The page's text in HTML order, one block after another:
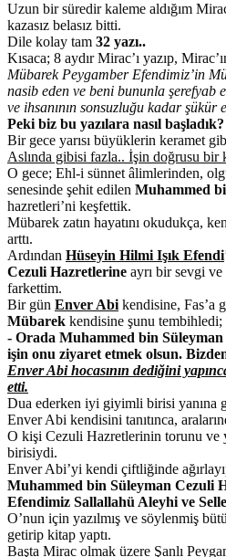
Uzun bir süredir kaleme aldığım
kazasız belasız bitti.
Dile kolay tam 32 yazı..
Kısaca; 8 aydır Mirac’ı yazıp,
Mübarek Peygamber Efendimiz’in
nasib eden ve beni bununla şerefyab
ve ihsanının sonsuzluğu kadar şükür
Peki biz bu yazılara nasıl başladık?
Bir gece yarısı büyüklerin keramet
Aslında gibisi fazla.. İşin doğrusu bir
O gece; Ehl-i sünnet âlimlerinden,
senesinde şehit edilen Muhammed
hazretleri’ni keşfettik.
Mübarek zatın hayatını okudukça,
arttı.
Ardından Hüseyin Hilmi Işık Efendi
Cezuli Hazretlerine ayrı bir sevgi
farkettim.
Bir gün Enver Abi kendisine, Fas’a
Mübarek kendisine şunu tembihledi;
- Orada Muhammed bin
işin onu ziyaret etmek olsun.
Enver Abi hocasının dediğini
etti.
Dua ederken iyi giyimli birisi yanına
Enver Abi kendisini tanıtınca,
O kişi Cezuli Hazretlerinin torunu ve
birisiydi.
Enver Abi’yi kendi çiftliğinde
Muhammed bin Süleyman Cezuli
Efendimiz Sallallahü Aleyhi ve
O’nun için yazılmış ve söylenmiş
getirip kitap yaptı.
Başta Mirac olmak üzere Şanlı